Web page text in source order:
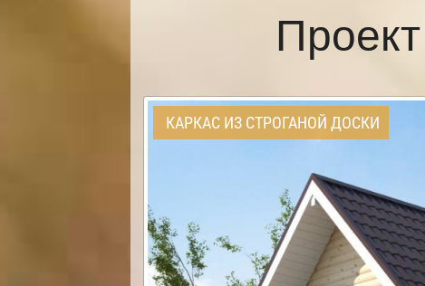
КАРКАС ИЗ СТРОГАНОЙ ДОСКИ